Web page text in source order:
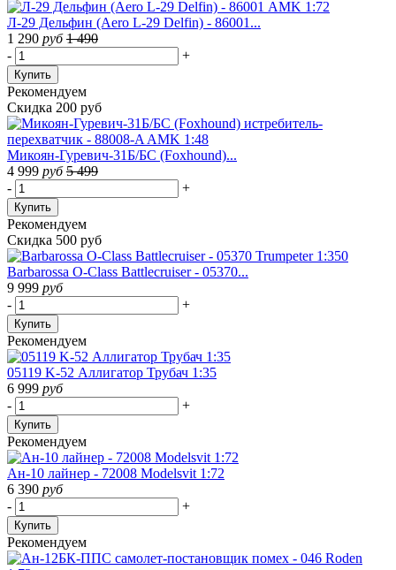
Л-29 Дельфин (Aero L-29 Delfin) - 86001...
1 290 руб 1 490
-
+
Купить
Рекомендуем
Скидка 200 руб
Микоян-Гуревич-31Б/БС (Foxhound)...
4 999 руб 5 499
-
+
Купить
Рекомендуем
Скидка 500 руб
Barbarossa O-Class Battlecruiser - 05370...
9 999 руб
-
+
Купить
Рекомендуем
05119 K-52 Аллигатор Трубач 1:35
6 999 руб
-
+
Купить
Рекомендуем
Ан-10 лайнер - 72008 Modelsvit 1:72
6 390 руб
-
+
Купить
Рекомендуем